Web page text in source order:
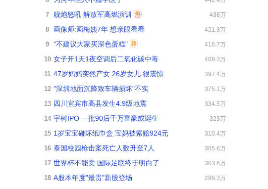
7 舰炮怒吼 解放军高燃演训 热 438万
8 画像师:画梅姨7年 想亲眼看看 421.3万
9 "不建议大家买深色蛋糕" 新 416.7万
10 女子开1天1夜空调后二氧化碳中毒 409.3万
11 47岁妈妈突然产女 26岁女儿:很震惊 397.4万
12 "深圳地面沉降致车辆损坏"不实 375.1万
13 四川宜宾市高县发生4.9级地震 334.5万
14 宇树IPO 一批90后千万富豪或诞生 323万
15 1岁宝宝碰坏纸巾盒 宝妈被索赔924元 310.4万
16 泰国校园枪击案死亡人数升至7人 305.6万
17 世界杯不能卖 国际足联终于明白了 303.6万
18 A股本年度"最贵"新股登场 298.3万